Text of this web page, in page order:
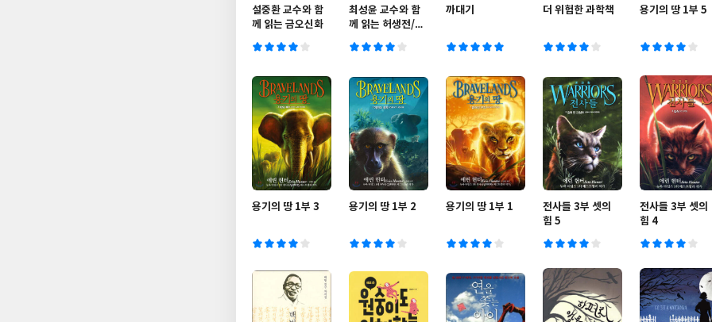
설중환 교수와 함
께 읽는 금오신화
최성윤 교수와 함
께 읽는 허생전/양
까대기 더 위험한 과학책 용기의 땅 1부 5
용기의 땅 1부 3 용기의 땅 1부 2 용기의 땅 1부 1
전사들 3부 셋의
힘 5
전사들 3부 셋의
힘 4